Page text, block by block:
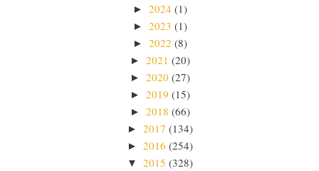
► 2024 (1)
► 2023 (1)
► 2022 (8)
► 2021 (20)
► 2020 (27)
► 2019 (15)
► 2018 (66)
► 2017 (134)
► 2016 (254)
▼ 2015 (328)